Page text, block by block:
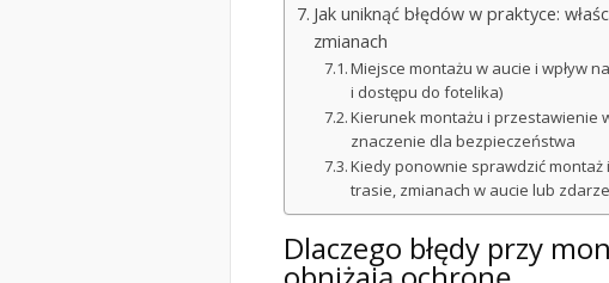
Jak uniknąć błędów w praktyce:
zmianach
Miejsce montażu w aucie i wpływ
i dostępu do fotelika)
Kierunek montażu i przestawienie
znaczenie dla bezpieczeństwa
Kiedy ponownie sprawdzić
trasie, zmianach w aucie lub
Dlaczego błędy przy